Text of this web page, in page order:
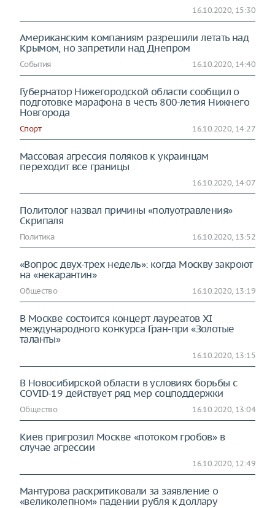
16.10.2020, 15:30
Американским компаниям разрешили летать над
Крымом, но запретили над Днепром
События 16.10.2020, 14:40
Губернатор Нижегородской области сообщил о
подготовке марафона в честь 800-летия Нижнего
Новгорода
Спорт 16.10.2020, 14:27
Массовая агрессия поляков к украинцам
переходит все границы
16.10.2020, 14:07
Политолог назвал причины «полуотравления»
Скрипаля
Политика 16.10.2020, 13:52
«Вопрос двух-трех недель»: когда Москву закроют
на «некарантин»
Общество 16.10.2020, 13:19
В Москве состоится концерт лауреатов XI
международного конкурса Гран-при «Золотые
таланты»
16.10.2020, 13:15
В Новосибирской области в условиях борьбы с
COVID-19 действует ряд мер соцподдержки
Общество 16.10.2020, 13:04
Киев пригрозил Москве «потоком гробов» в
случае агрессии
16.10.2020, 12:49
Мантурова раскритиковали за заявление о
«великолепном» падении рубля к доллару